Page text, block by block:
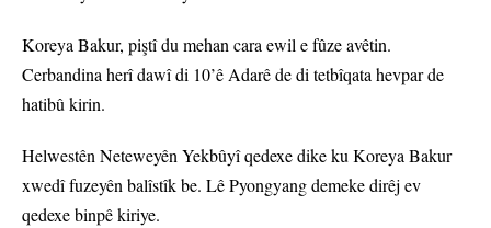
Koreya Bakur, piştî du mehan cara ewil e fûze avêtin.
Cerbandina herî dawî di 10’ê Adarê de di tetbîqata hevpar de
hatibû kirin.
Helwestên Neteweyên Yekbûyî qedexe dike ku Koreya Bakur
xwedî fuzeyên balîstîk be. Lê Pyongyang demeke dirêj ev
qedexe binpê kiriye.